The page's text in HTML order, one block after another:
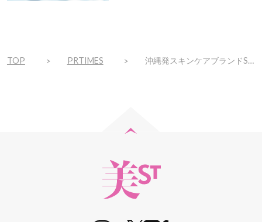
TOP PRTIMES 沖縄発スキンケアブランドSuiSavon-首里石鹸-、大人気のマリンクレイ洗顔石鹸やエッセンスハンドクリーム等全4種で季節限定の香り「桜の香り」を2025年4月1日(火)より販売！